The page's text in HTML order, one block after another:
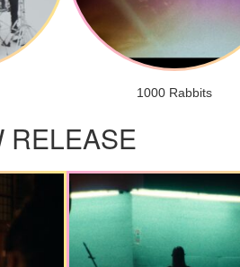
1000 Rabbits
RELEASE